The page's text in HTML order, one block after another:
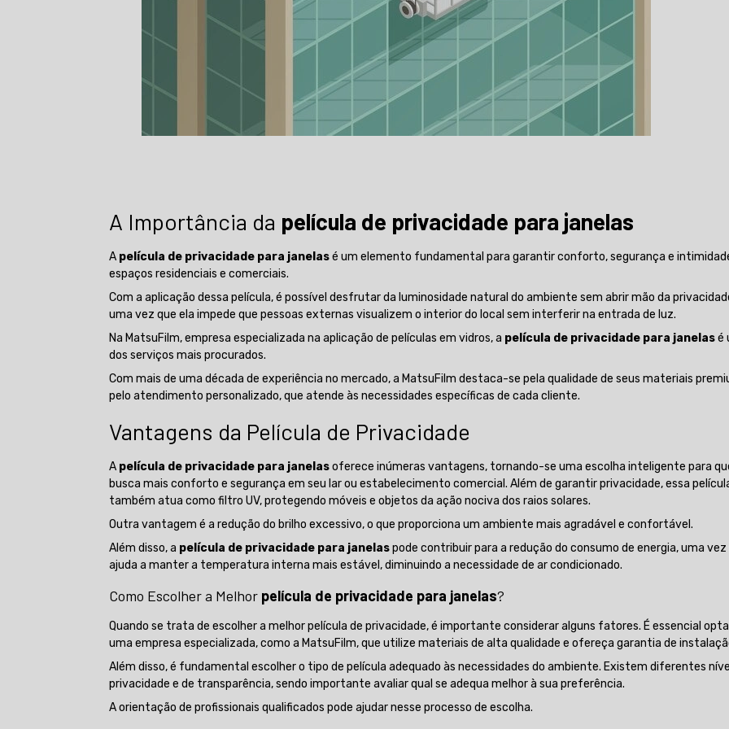
A Importância da película de privacidade para janelas
A película de privacidade para janelasé um elemento fundamental para garantir conforto, segurança e
espaços residenciais e comerciais.
Com a aplicação dessa película, é possível desfrutar da luminosidade natural do ambiente sem abrir mão da
uma vez que ela impede que pessoas externas visualizem o interior do local sem interferir na entrada de luz.
Na MatsuFilm, empresa especializada na aplicação de películas em vidros, a película de privacidade para janelasé
dos serviços mais procurados.
Com mais de uma década de experiência no mercado, a MatsuFilm destaca-se pela qualidade de seus materiais
pelo atendimento personalizado, que atende às necessidades específicas de cada cliente.
Vantagens da Película de Privacidade
A película de privacidade para janelasoferece inúmeras vantagens, tornando-se uma escolha inteligente para
busca mais conforto e segurança em seu lar ou estabelecimento comercial. Além de garantir privacidade, essa
também atua como filtro UV, protegendo móveis e objetos da ação nociva dos raios solares.
Outra vantagem é a redução do brilho excessivo, o que proporciona um ambiente mais agradável e confortável.
Além disso, a película de privacidade para janelaspode contribuir para a redução do consumo de energia, uma vez
ajuda a manter a temperatura interna mais estável, diminuindo a necessidade de ar condicionado.
Como Escolher a Melhor película de privacidade para janelas?
Quando se trata de escolher a melhor película de privacidade, é importante considerar alguns fatores. É essencial
uma empresa especializada, como a MatsuFilm, que utilize materiais de alta qualidade e ofereça garantia de
Além disso, é fundamental escolher o tipo de película adequado às necessidades do ambiente. Existem diferentes
privacidade e de transparência, sendo importante avaliar qual se adequa melhor à sua preferência.
A orientação de profissionais qualificados pode ajudar nesse processo de escolha.